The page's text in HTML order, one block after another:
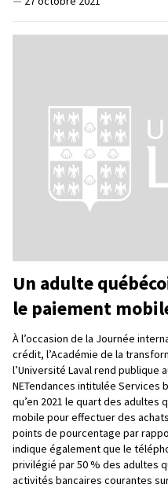
Un adulte
le paiement
À l’occasion de la Journée
crédit, l’Académie de la
l’Université Laval rend publique
NETendances intitulée Services
qu’en 2021 le quart des adultes
mobile pour effectuer des
points de pourcentage par
indique également que le
privilégié par 50 % des adultes
activités bancaires courantes